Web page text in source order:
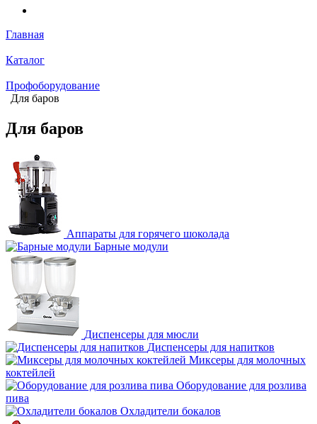
Главная
Каталог
Профоборудование
Для баров
Для баров
Аппараты для горячего шоколада
Барные модули
Диспенсеры для мюсли
Диспенсеры для напитков
Миксеры для молочных
коктейлей
Оборудование для розлива
пива
Охладители бокалов